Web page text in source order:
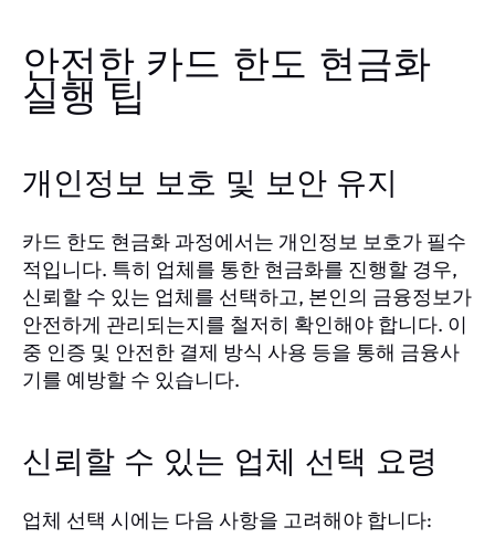
안전한 카드 한도 현금화
실행 팁
개인정보 보호 및 보안 유지
카드 한도 현금화 과정에서는 개인정보 보호가 필수
적입니다. 특히 업체를 통한 현금화를 진행할 경우,
신뢰할 수 있는 업체를 선택하고, 본인의 금융정보가
안전하게 관리되는지를 철저히 확인해야 합니다. 이
중 인증 및 안전한 결제 방식 사용 등을 통해 금융사
기를 예방할 수 있습니다.
신뢰할 수 있는 업체 선택 요령
업체 선택 시에는 다음 사항을 고려해야 합니다: